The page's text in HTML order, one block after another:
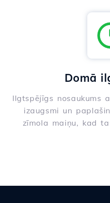
Domā
Ilgtspējīgs nosaukums
izaugsmi un
zīmola maiņu, kad